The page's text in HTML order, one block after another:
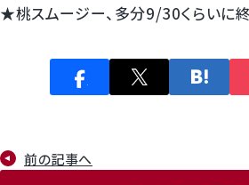
★桃スムージー、多分9/30くらいに
前の記事へ